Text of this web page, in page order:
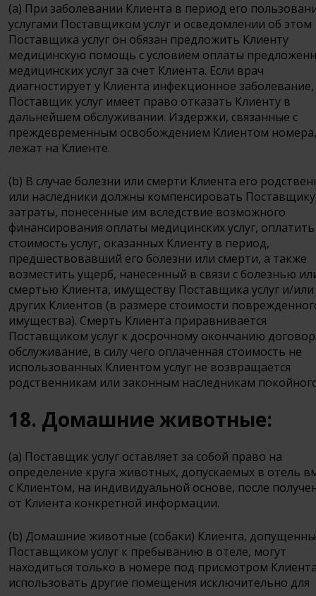
(a) При заболевании Клиента в период его
услугами Поставщиком услуг и осведомлении об этом
Поставщика услуг он обязан предложить Клиенту
медицинскую помощь с условием оплаты
медицинских услуг за счет Клиента. Если врач
диагностирует у Клиента инфекционное заболевание,
Поставщик услуг имеет право отказать Клиенту в
дальнейшем обслуживании. Издержки, связанные с
преждевременным освобождением Клиентом номера,
лежат на Клиенте.
(b) В случае болезни или смерти Клиента его
или наследники должны компенсировать Поставщику
затраты, понесенные им вследствие возможного
финансирования оплаты медицинских услуг, оплатить
стоимость услуг, оказанных Клиенту в период,
предшествовавший его болезни или смерти, а также
возместить ущерб, нанесенный в связи с болезнью
смертью Клиента, имуществу Поставщика услуг и/или
других Клиентов (в размере стоимости
имущества). Смерть Клиента приравнивается
Поставщиком услуг к досрочному окончанию
обслуживание, в силу чего оплаченная стоимость не
использованных Клиентом услуг не возвращается
родственникам или законным наследникам
18. Домашние животные:
(a) Поставщик услуг оставляет за собой право на
определение круга животных, допускаемых в отель
с Клиентом, на индивидуальной основе, после
от Клиента конкретной информации.
(b) Домашние животные (собаки) Клиента,
Поставщиком услуг к пребыванию в отеле, могут
находиться только в номере под присмотром
использовать другие помещения исключительно для